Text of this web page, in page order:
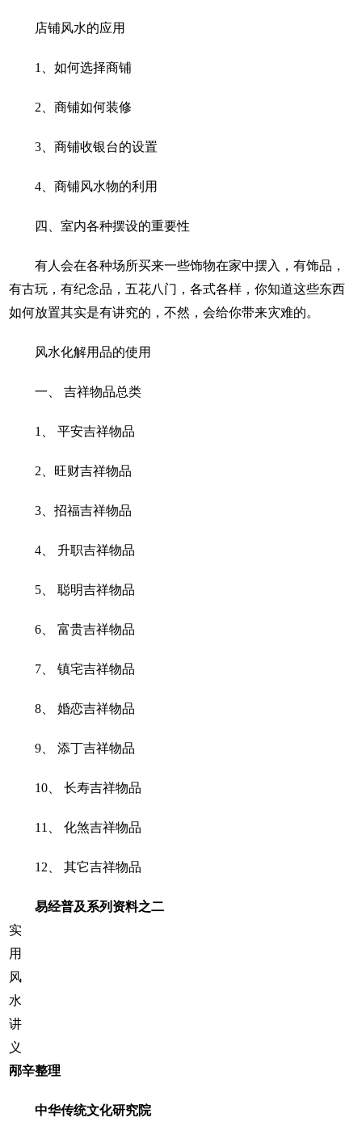
店铺风水的应用
1 、如何选择商铺
2 、商铺如何装修
3 、商铺收银台的设置
4 、商铺风水物的利用
四、室内各种摆设的重要性
有人会在各种场所买来一些饰物在家中摆入，有饰品，
有古玩，有纪念品，五花八门，各式各样，你知道这些东西
如何放置其实是有讲究的，不然，会给你带来灾难的。
风水化解用品的使用
一、 吉祥物品总类
1 、 平安吉祥物品
2 、旺财吉祥物品
3 、招福吉祥物品
4 、 升职吉祥物品
5 、 聪明吉祥物品
6 、 富贵吉祥物品
7 、 镇宅吉祥物品
8 、 婚恋吉祥物品
9 、 添丁吉祥物品
10 、 长寿吉祥物品
11 、 化煞吉祥物品
12 、 其它吉祥物品
易经普及系列资料之二
实
用
风
水
讲
义
邴辛整理
中华传统文化研究院